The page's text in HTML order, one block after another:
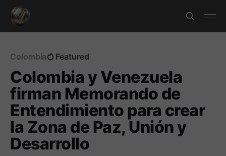
Colombia Featured
Colombia y Venezuela
firman Memorando de
Entendimiento para crear
la Zona de Paz, Unión y
Desarrollo